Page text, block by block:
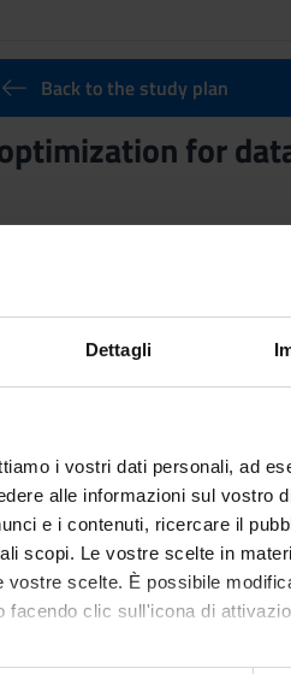
Dettagli
i vostri dati personali, ad
alle informazioni sul vostro
e i contenuti, ricercare il
scopi. Le vostre scelte in
vostre scelte. È possibile
facendo clic sull'icona di
anche:
Back to the study plan
for